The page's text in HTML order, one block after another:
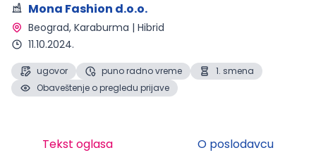
Mona Fashion d.o.o.
Beograd, Karaburma | Hibrid
11.10.2024.
ugovor puno radno vreme
1. smena
Obaveštenje o pregledu prijave
Tekst oglasa O poslodavcu